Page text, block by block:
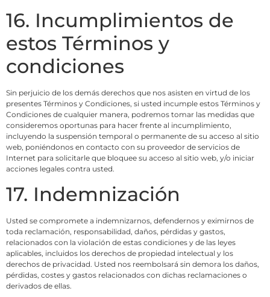
16. Incumplimientos de
estos Términos y
condiciones
Sin perjuicio de los demás derechos que nos asisten en virtud de los
presentes Términos y Condiciones, si usted incumple estos Términos y
Condiciones de cualquier manera, podremos tomar las medidas que
consideremos oportunas para hacer frente al incumplimiento,
incluyendo la suspensión temporal o permanente de su acceso al sitio
web, poniéndonos en contacto con su proveedor de servicios de
Internet para solicitarle que bloquee su acceso al sitio web, y/o iniciar
acciones legales contra usted.
17. Indemnización
Usted se compromete a indemnizarnos, defendernos y eximirnos de
toda reclamación, responsabilidad, daños, pérdidas y gastos,
relacionados con la violación de estas condiciones y de las leyes
aplicables, incluidos los derechos de propiedad intelectual y los
derechos de privacidad. Usted nos reembolsará sin demora los daños,
pérdidas, costes y gastos relacionados con dichas reclamaciones o
derivados de ellas.